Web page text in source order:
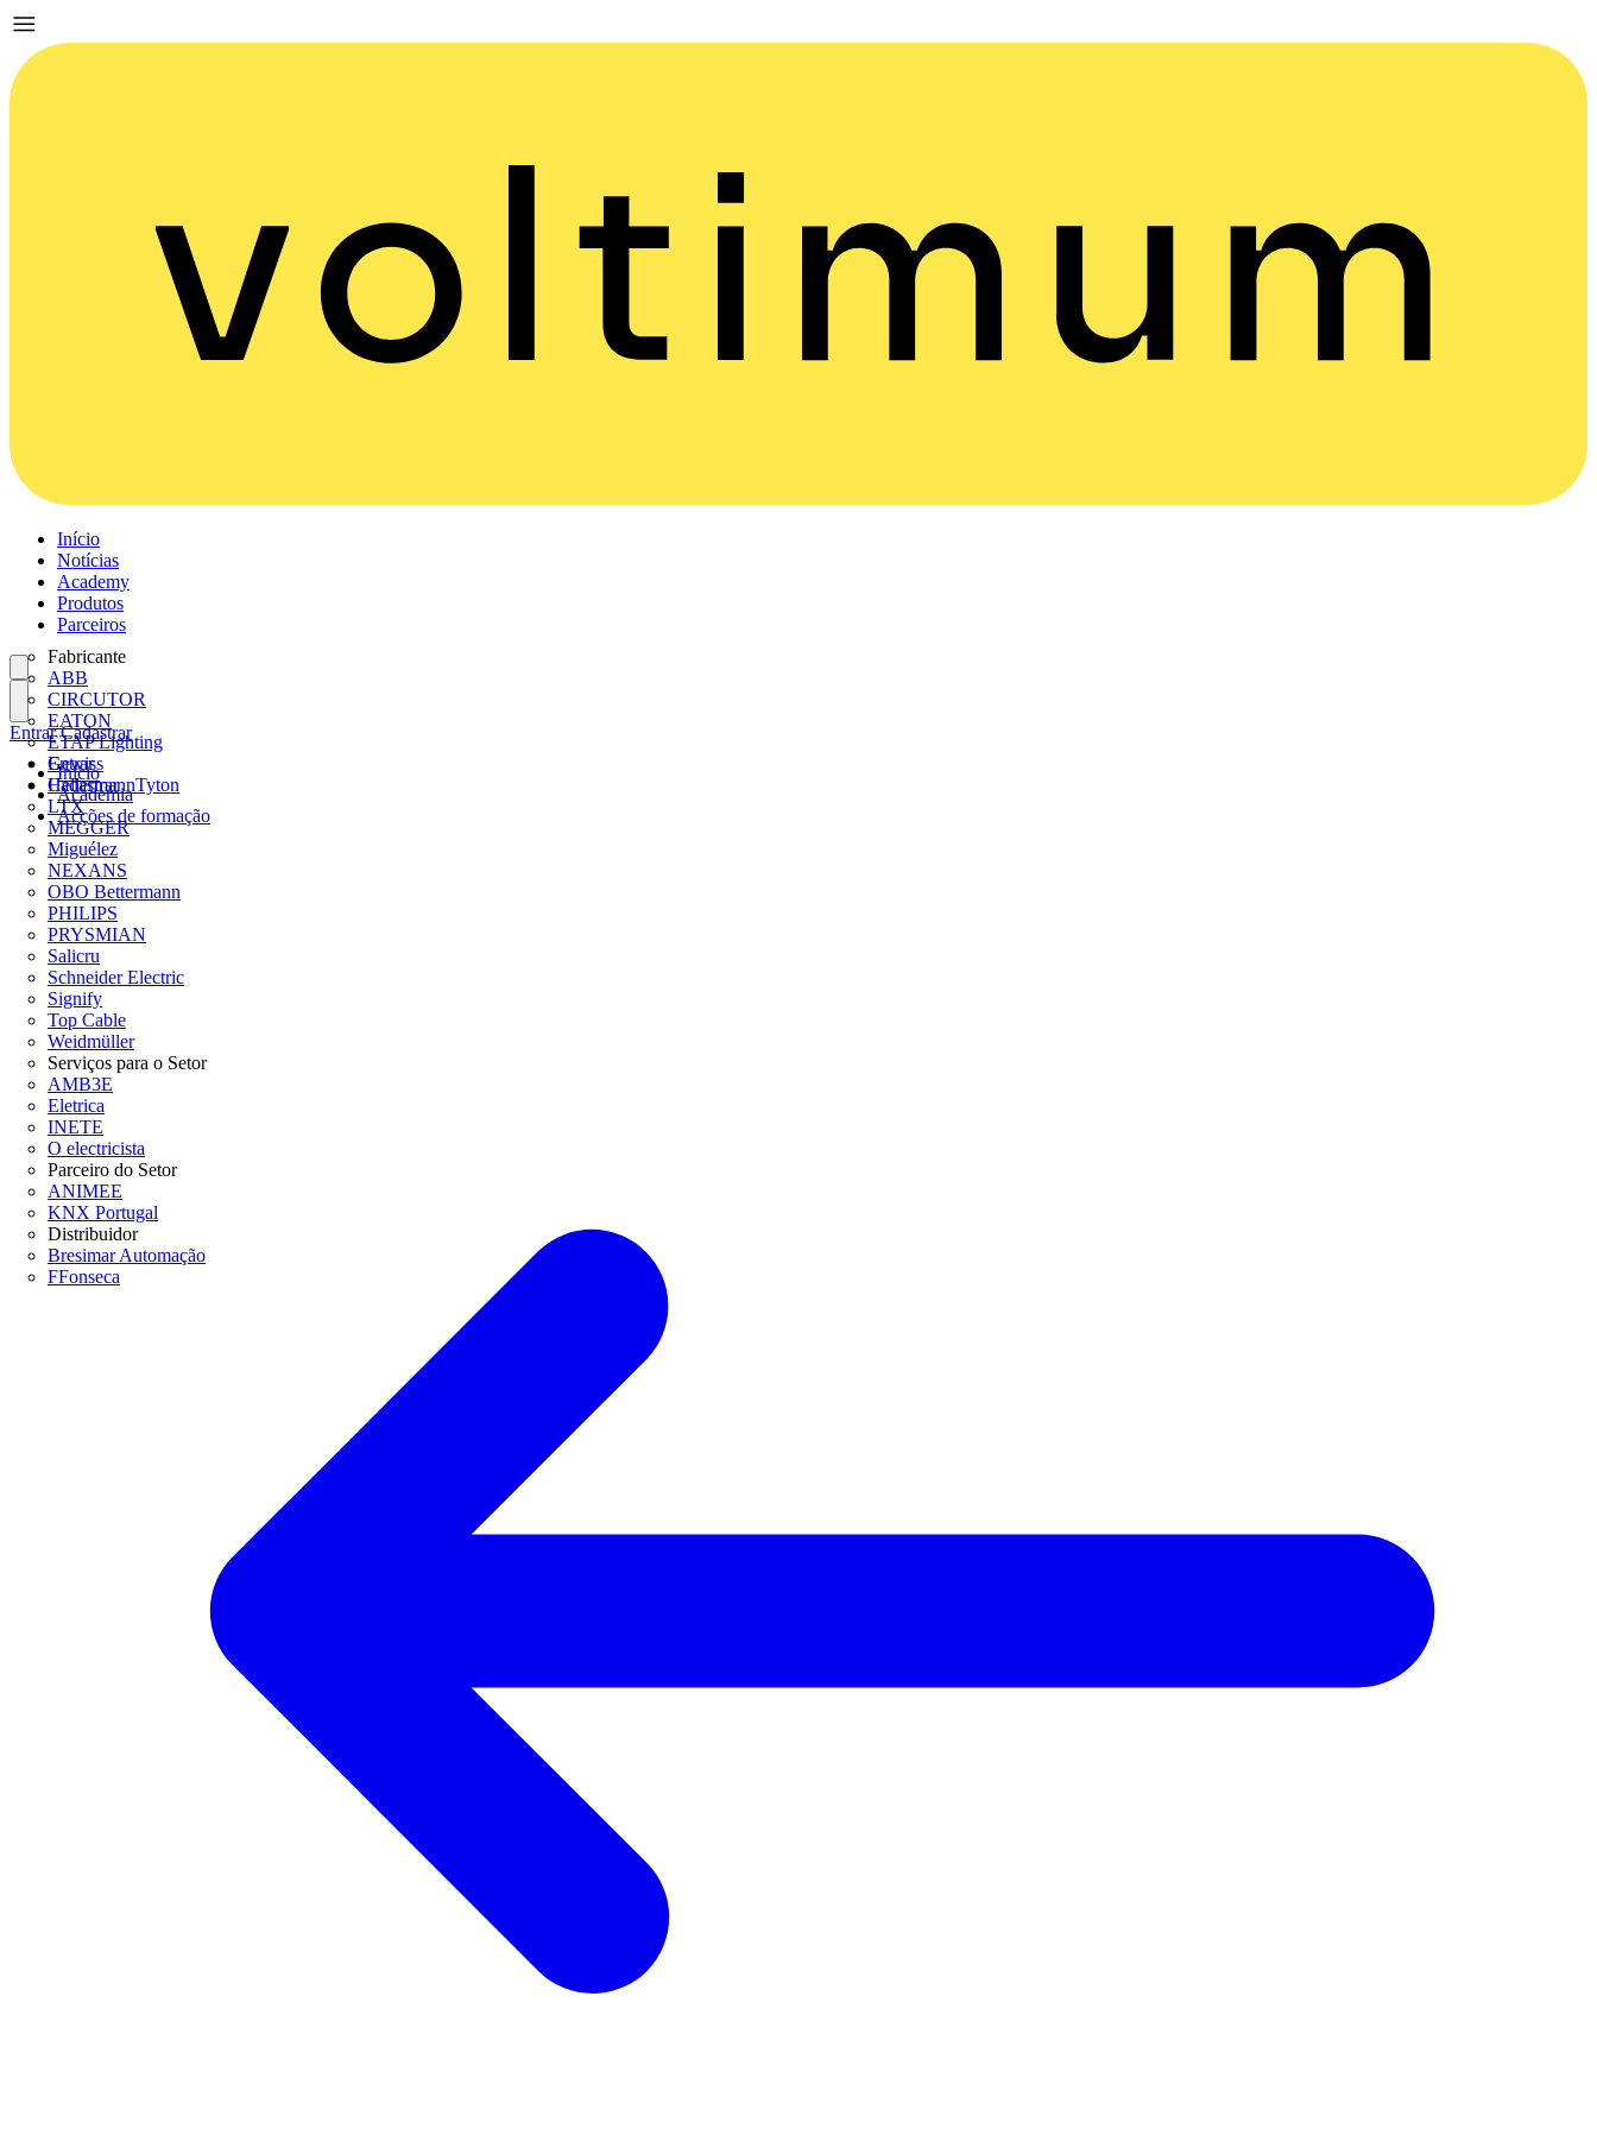
Início
Notícias
Academy
Produtos
Parceiros
Fabricante
ABB
CIRCUTOR
EATON
ETAP Lighting
Gewiss
HellermannTyton
LTX
MEGGER
Miguélez
NEXANS
OBO Bettermann
PHILIPS
PRYSMIAN
Salicru
Schneider Electric
Signify
Top Cable
Weidmüller
Serviços para o Setor
AMB3E
Eletrica
INETE
O electricista
Parceiro do Setor
ANIMEE
KNX Portugal
Distribuidor
Bresimar Automação
FFonseca
Entrar
Cadastrar
Entrar Cadastrar
Início
Academia
Acções de formação